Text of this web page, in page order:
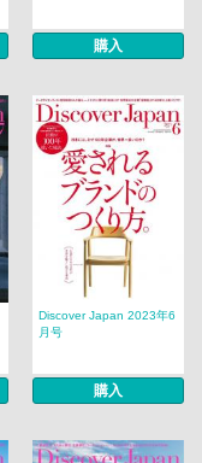
購入
Discover Japan 2023年6
月号
購入